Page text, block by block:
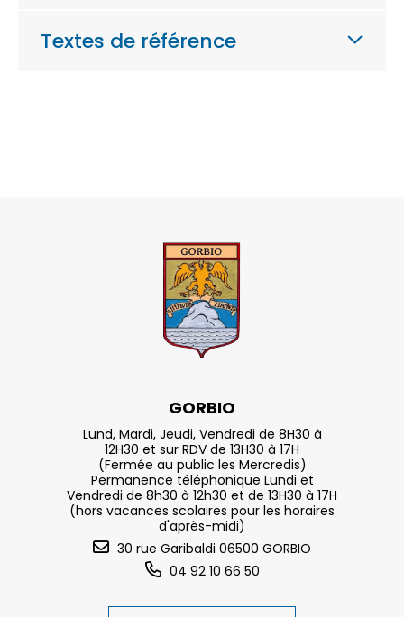
Textes de référence
GORBIO
Lund, Mardi, Jeudi, Vendredi de 8H30 à
12H30 et sur RDV de 13H30 à 17H
(Fermée au public les Mercredis)
Permanence téléphonique Lundi et
Vendredi de 8h30 à 12h30 et de 13H30 à 17H
(hors vacances scolaires pour les horaires
d'après-midi)
30 rue Garibaldi 06500 GORBIO
04 92 10 66 50